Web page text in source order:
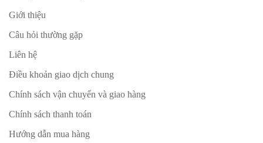
Giới thiệu
Câu hỏi thường gặp
Liên hệ
Điều khoản giao dịch chung
Chính sách vận chuyển và giao hàng
Chính sách thanh toán
Hướng dẫn mua hàng